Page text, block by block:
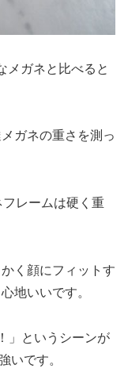
メガネと比べると
ガネの重さを測っ
レームは硬く重
く顔にフィットす
地いいです。
」というシーンが
いです。